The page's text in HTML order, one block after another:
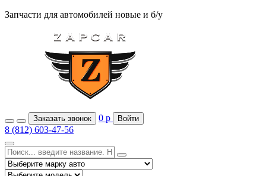
Запчасти для автомобилей новые и б/у
Заказать звонок 0 р Войти
8 (812) 603-47-56